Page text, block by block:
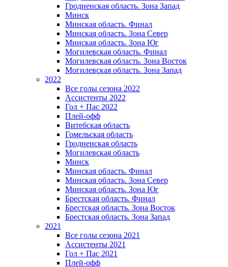
Гродненская область. Зона Запад
Минск
Минская область. Финал
Минская область. Зона Север
Минская область. Зона Юг
Могилевская область. Финал
Могилевская область. Зона Восток
Могилевская область. Зона Запад
2022
Все голы сезона 2022
Ассистенты 2022
Гол + Пас 2022
Плей-офф
Витебская область
Гомельская область
Гродненская область
Могилевская область
Минск
Mинская область. Финал
Минская область. Зона Север
Минская область. Зона Юг
Брестская область. Финал
Брестская область. Зона Восток
Брестская область. Зона Запад
2021
Все голы сезона 2021
Ассистенты 2021
Гол + Пас 2021
Плей-офф